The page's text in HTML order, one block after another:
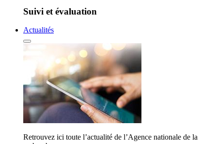
Suivi et évaluation
Actualités
Retrouvez ici toute l’actualité de l’Agence nationale de la